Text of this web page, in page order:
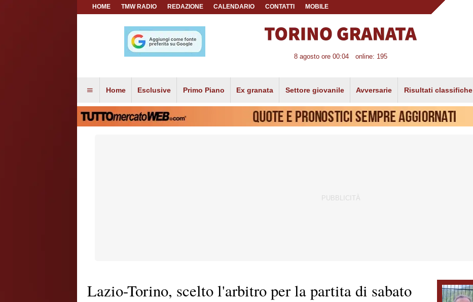
HOME TMW RADIO REDAZIONE CALENDARIO CONTATTI MOBILE
8 agosto ore 00:04 online: 195
Home Esclusive Primo Piano Ex granata Settore giovanile Avversarie Risultati classifiche
Lazio-Torino, scelto l'arbitro per la partita di sabato